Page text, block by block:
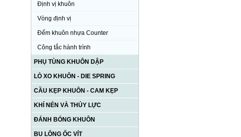
Định vị khuôn
Vòng định vị
Đếm khuôn nhựa Counter
Công tắc hành trình
PHỤ TÙNG KHUÔN DẬP
LÒ XO KHUÔN - DIE SPRING
CẦU KẸP KHUÔN - CAM KẸP
KHÍ NÉN VÀ THỦY LỰC
ĐÁNH BÓNG KHUÔN
BU LÔNG ỐC VÍT